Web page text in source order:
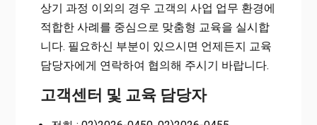
상기 과정 이외의 경우 고객의 사업 업무 환경에
적합한 사례를 중심으로 맞춤형 교육을 실시합
니다. 필요하신 부분이 있으시면 언제든지 교육
담당자에게 연락하여 협의해 주시기 바랍니다.
고객센터 및 교육 담당자